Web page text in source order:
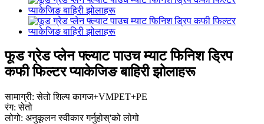
फूड ग्रेड प्लेन फ्ल्याट पाउच म्याट फिनिश ड्रिप
कफी फिल्टर प्याकेजिङ बाहिरी झोलाहरू
सामाग्री: सेतो शिल्प कागज+VMPET+PE
रंग: सेतो
लोगो: अनुकूलन स्वीकार गर्नुहोस्'को लोगो